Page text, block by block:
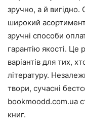
зручно, а й
широкий асортимент
зручні способи
гарантію якості.
варіантів для тих,
літературу.
твори, сучасні
bookmoodd.com.ua
книг.